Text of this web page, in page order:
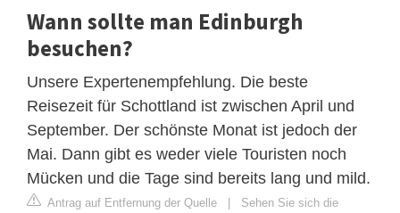
Wann sollte man Edinburgh
besuchen?
Unsere Expertenempfehlung. Die beste
Reisezeit für Schottland ist zwischen April und
September. Der schönste Monat ist jedoch der
Mai. Dann gibt es weder viele Touristen noch
Mücken und die Tage sind bereits lang und mild.
Antrag auf Entfernung der Quelle | Sehen Sie sich die